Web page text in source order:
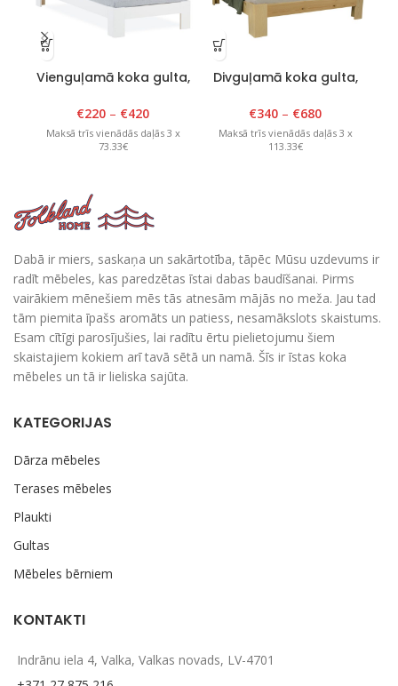
Vienguļamā koka gulta,
200cm, balta
€220 – €420
Maksā trīs vienādās daļās 3 x
73.33€
Divguļamā koka gulta,
200cm, lakota
€340 – €680
Maksā trīs vienādās daļās 3 x
113.33€
Dabā ir miers, saskaņa un sakārtotība, tāpēc Mūsu uzdevums ir
radīt mēbeles, kas paredzētas īstai dabas baudīšanai. Pirms
vairākiem mēnešiem mēs tās atnesām mājās no meža. Jau tad
tām piemita īpašs aromāts un patiess, nesamākslots skaistums.
Esam cītīgi parosījušies, lai radītu ērtu pielietojumu šiem
skaistajiem kokiem arī tavā sētā un namā. Šīs ir īstas koka
mēbeles un tā ir lieliska sajūta.
KATEGORIJAS
Dārza mēbeles
Terases mēbeles
Plaukti
Gultas
Mēbeles bērniem
KONTAKTI
Indrānu iela 4, Valka, Valkas novads, LV-4701